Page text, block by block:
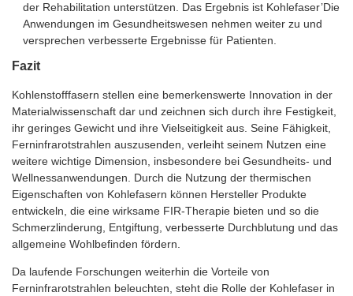
der Rehabilitation unterstützen. Das Ergebnis ist Kohlefaser’Die
Anwendungen im Gesundheitswesen nehmen weiter zu und
versprechen verbesserte Ergebnisse für Patienten.
Fazit
Kohlenstofffasern stellen eine bemerkenswerte Innovation in der
Materialwissenschaft dar und zeichnen sich durch ihre Festigkeit,
ihr geringes Gewicht und ihre Vielseitigkeit aus. Seine Fähigkeit,
Ferninfrarotstrahlen auszusenden, verleiht seinem Nutzen eine
weitere wichtige Dimension, insbesondere bei Gesundheits- und
Wellnessanwendungen. Durch die Nutzung der thermischen
Eigenschaften von Kohlefasern können Hersteller Produkte
entwickeln, die eine wirksame FIR-Therapie bieten und so die
Schmerzlinderung, Entgiftung, verbesserte Durchblutung und das
allgemeine Wohlbefinden fördern.
Da laufende Forschungen weiterhin die Vorteile von
Ferninfrarotstrahlen beleuchten, steht die Rolle der Kohlefaser in